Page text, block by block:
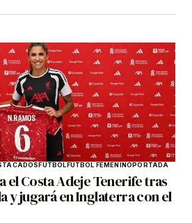
FÚTBOLFÚTBOL FEMENINOPORTADA
el Costa Adeje Tenerife tras
y jugará en Inglaterra con el